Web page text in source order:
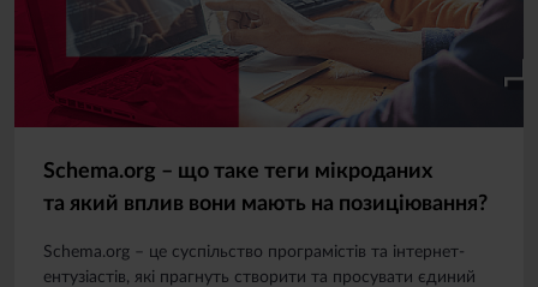
Schema.org – що таке теги мікроданих
та який вплив вони мають на позиціювання?
Schema.org – це суспільство програмістів та інтернет-
ентузіастів, які прагнуть створити та просувати єдиний